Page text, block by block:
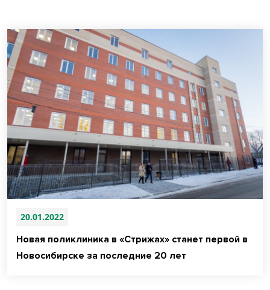
20.01.2022
Новая поликлиника в «Стрижах» станет первой в
Новосибирске за последние 20 лет